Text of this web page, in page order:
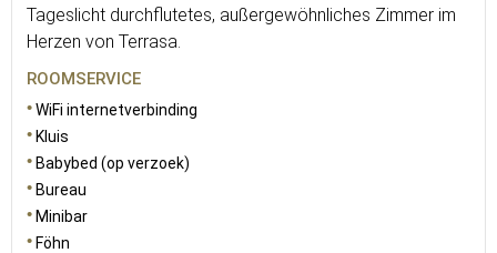
Tageslicht durchflutetes, außergewöhnliches Zimmer im
Herzen von Terrasa.
ROOMSERVICE
WiFi internetverbinding
Kluis
Babybed (op verzoek)
Bureau
Minibar
Föhn